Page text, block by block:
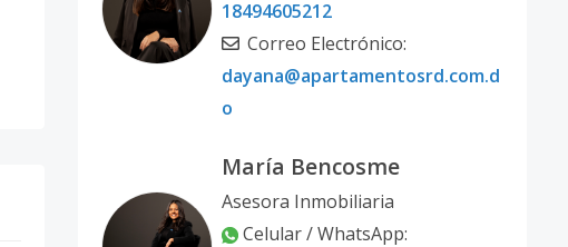
18494605212
Correo Electrónico:
dayana@apartamentosrd.com.d
o
María Bencosme
Asesora Inmobiliaria
Celular / WhatsApp: